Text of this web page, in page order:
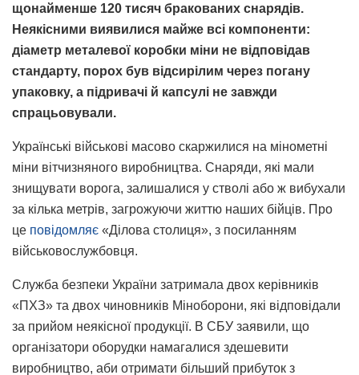
щонайменше 120 тисяч бракованих снарядів.
Неякісними виявилися майже всі компоненти:
діаметр металевої коробки міни не відповідав
стандарту, порох був відсирілим через погану
упаковку, а підривачі й капсулі не завжди
спрацьовували.
Українські військові масово скаржилися на мінометні
міни вітчизняного виробництва. Снаряди, які мали
знищувати ворога, залишалися у стволі або ж вибухали
за кілька метрів, загрожуючи життю наших бійців. Про
це повідомляє «Ділова столиця», з посиланням
військовослужбовця.
Служба безпеки України затримала двох керівників
«ПХЗ» та двох чиновників Міноборони, які відповідали
за прийом неякісної продукції. В СБУ заявили, що
організатори оборудки намагалися здешевити
виробництво, аби отримати більший прибуток з